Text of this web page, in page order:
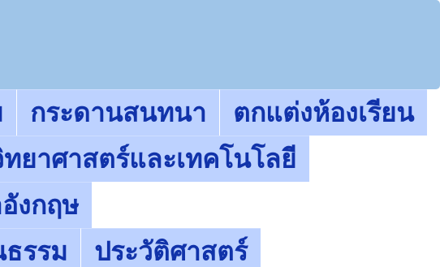
กระดานสนทนา
ตกแต่งห้องเรียน
ยาศาสตร์และเทคโนโลยี
งกฤษ
รรม
ประวัติศาสตร์